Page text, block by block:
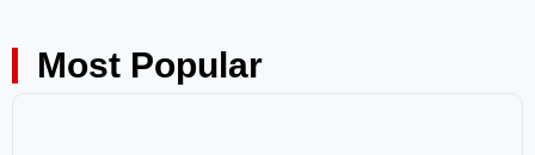
Most Popular